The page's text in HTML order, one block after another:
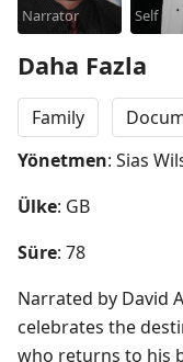
Narrator
Self
Daha Fazla
Family
Yönetmen: Sias
Ülke: GB
Süre: 78
Narrated by David
celebrates the
who returns to his